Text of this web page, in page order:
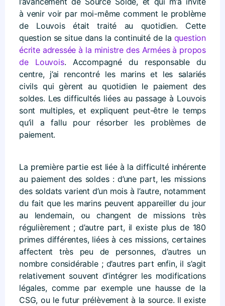
à venir voir par moi-même comment le problème
de Louvois était traité au quotidien. Cette
question se situe dans la continuité de la question
écrite adressée à la ministre des Armées à propos
de Louvois. Accompagné du responsable du
centre, j’ai rencontré les marins et les salariés
civils qui gèrent au quotidien le paiement des
soldes. Les difficultés liées au passage à Louvois
sont multiples, et expliquent peut-être le temps
qu’il a fallu pour résorber les problèmes de
paiement.
La première partie est liée à la difficulté inhérente
au paiement des soldes : d’une part, les missions
des soldats varient d’un mois à l’autre, notamment
du fait que les marins peuvent appareiller du jour
au lendemain, ou changent de missions très
régulièrement ; d’autre part, il existe plus de 180
primes différentes, liées à ces missions, certaines
affectent très peu de personnes, d’autres un
nombre considérable ; d’autres part enfin, il s’agit
relativement souvent d’intégrer les modifications
légales, comme par exemple une hausse de la
CSG, ou le futur prélèvement à la source. Il existe